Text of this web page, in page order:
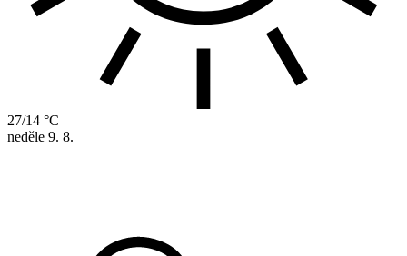
27/14 °C
neděle 9. 8.